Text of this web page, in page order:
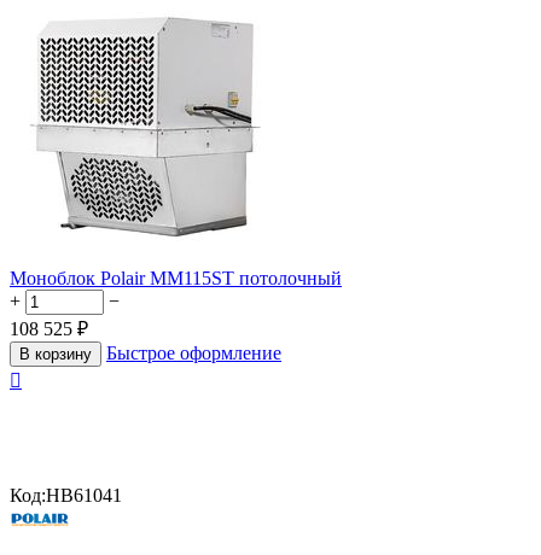
Моноблок Polair MM115ST потолочный
+
−
108 525 ₽
В корзину
Быстрое оформление

Код:HB61041